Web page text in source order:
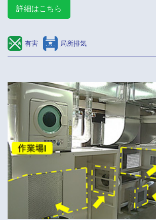
詳細はこちら
有害 局所排気